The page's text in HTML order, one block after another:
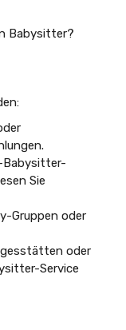
Babysitter?
Babysitter-
Sie
Gruppen oder
oder
Service